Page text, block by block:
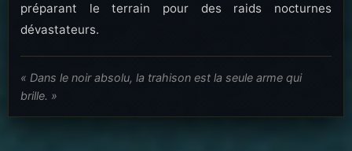
préparant le terrain pour des raids nocturnes
dévastateurs.
« Dans le noir absolu, la trahison est la seule arme qui
brille. »